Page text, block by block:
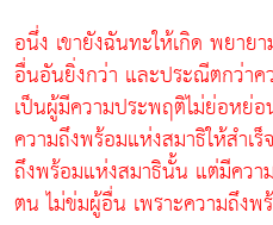
อนึ่ง เขายังฉันทะให้เกิด พยาย
อื่นอันยิ่งกว่า และประณีตกว่า
เป็นผู้มีความประพฤติไม่ย่อหย่
ความถึงพร้อมแห่งสมาธิให้สำเ
ถึงพร้อมแห่งสมาธินั้น แต่มีความ
ตน ไม่ข่มผู้อื่น เพราะความถึง